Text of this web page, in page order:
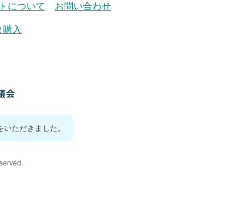
について お問い合わせ
購入
ただきました。